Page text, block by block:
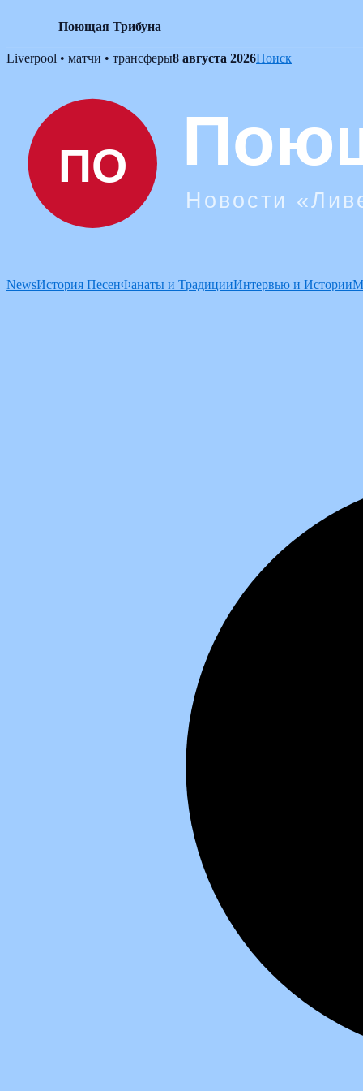
Поющая Трибуна
Skip
Liverpool • матчи • трансферы8 августа 2026Поиск
NewsИстория ПесенФанаты и ТрадицииИнтервью и Истории